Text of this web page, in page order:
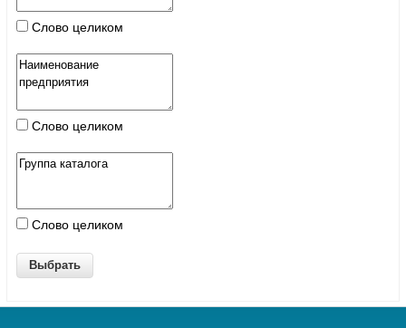
Слово целиком
Слово целиком
Слово целиком